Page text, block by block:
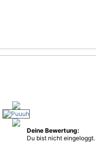
Deine Bewertung:
Du bist nicht eingeloggt.